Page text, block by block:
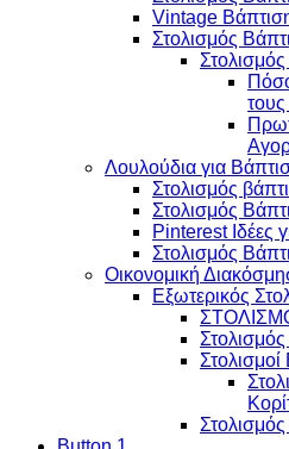
Vintage
Στολισμός
τους
Λουλούδια για
Στολισμός
Στολισμός
Pinterest Ιδέες
Στολισμός
Οικονομική
Εξωτερικός